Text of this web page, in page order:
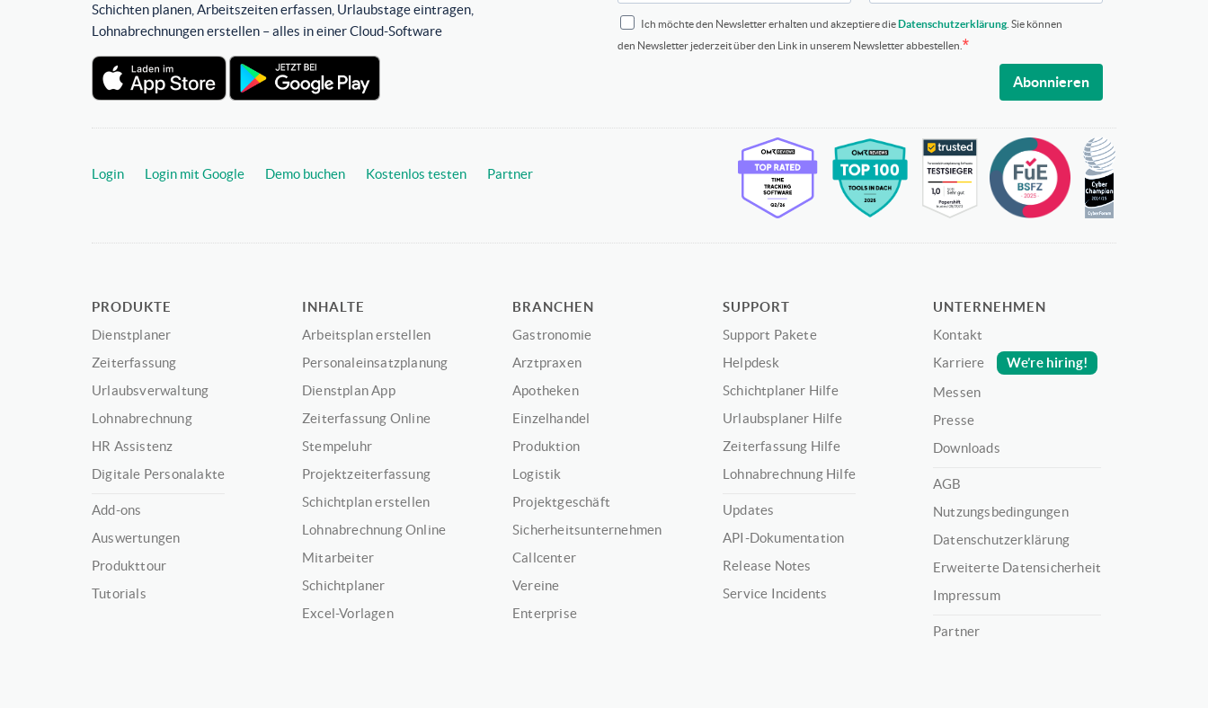
Schichten planen, Arbeitszeiten erfassen, Urlaubstage eintragen,
Lohnabrechnungen erstellen – alles in einer Cloud-Software
Ich möchte den Newsletter erhalten und akzeptiere dieDatenschutzerklärung . Sie können
den Newsletter jederzeit über den Link in unserem Newsletter abbestellen.
Abonnieren
Login Login mit Google Demo buchen Kostenlos testen Partner
PRODUKTE
Dienstplaner
Zeiterfassung
Urlaubsverwaltung
Lohnabrechnung
HR Assistenz
Digitale Personalakte
Add-ons
Auswertungen
Produkttour
Tutorials
INHALTE
Arbeitsplan erstellen
Personaleinsatzplanung
Dienstplan App
Zeiterfassung Online
Stempeluhr
Projektzeiterfassung
Schichtplan erstellen
Lohnabrechnung Online
Mitarbeiter
Schichtplaner
Excel-Vorlagen
BRANCHEN
Gastronomie
Arztpraxen
Apotheken
Einzelhandel
Produktion
Logistik
Projektgeschäft
Sicherheitsunternehmen
Callcenter
Vereine
Enterprise
SUPPORT
Support Pakete
Helpdesk
Schichtplaner Hilfe
Urlaubsplaner Hilfe
Zeiterfassung Hilfe
Lohnabrechnung Hilfe
Updates
API-Dokumentation
Release Notes
Service Incidents
UNTERNEHMEN
Kontakt
Karriere
We’re hiring!
Messen
Presse
Downloads
AGB
Nutzungsbedingungen
Datenschutzerklärung
Erweiterte Datensicherheit
Impressum
Partner